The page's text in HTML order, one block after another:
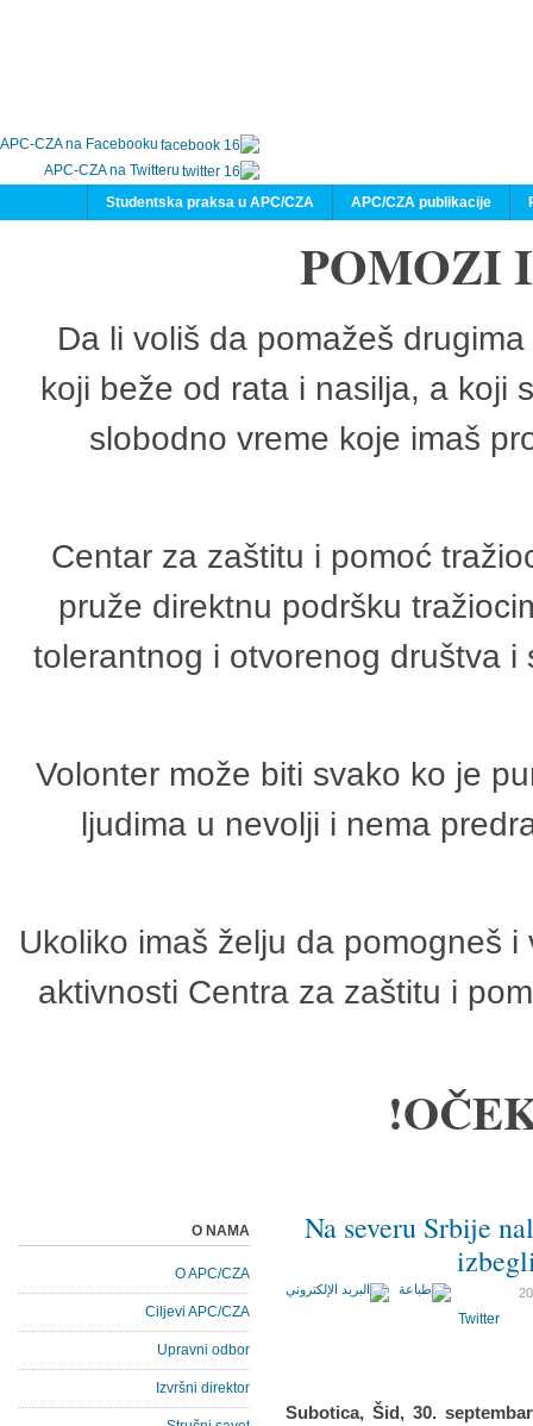
APC-CZA na Facebooku
APC-CZA na Twitteru
APC/CZA publikacije
Studentska praksa u APC/CZA
POMOZI
Da li voliš da pomažeš
koji beže od rata i nasilja, a koji
slobodno vreme koje imaš
Centar za zaštitu i pomoć
pruže direktnu podršku
tolerantnog i otvorenog društva
Volonter može biti svako ko je
ljudima u nevolji i nema
Ukoliko imaš želju da pomogneš
aktivnosti Centra za zaštitu i
Na severu Srbije
Twitter
Subotica, Šid, 30. septembar
O NAMA
O APC/CZA
Ciljevi APC/CZA
Upravni odbor
Izvršni direktor